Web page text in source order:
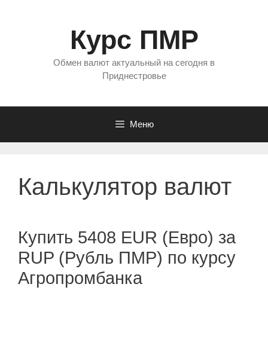
Курс ПМР
Обмен валют актуальный на сегодня в
Приднестровье
Меню
Калькулятор валют
Купить 5408 EUR (Евро) за
RUP (Рубль ПМР) по курсу
Агропромбанка